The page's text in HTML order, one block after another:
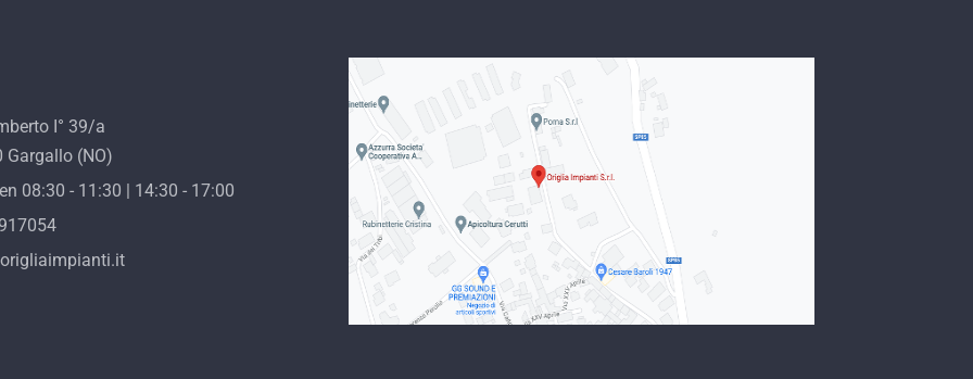
I° 39/a
Gargallo (NO)
08:30 - 11:30 | 14:30 - 17:00